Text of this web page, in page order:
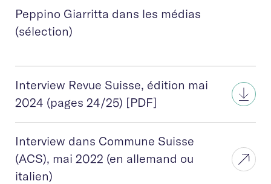
Peppino Giarritta dans les médias
(sélection)
Interview Revue Suisse, édition mai
2024 (pages 24/25) [PDF]
Interview dans Commune Suisse
(ACS), mai 2022 (en allemand ou
italien)